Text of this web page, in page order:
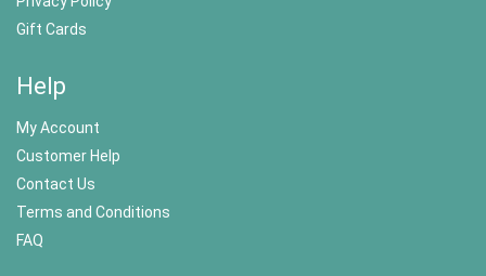
Gift Cards
Help
My Account
Customer Help
Contact Us
Terms and Conditions
FAQ